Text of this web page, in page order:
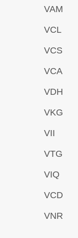
VAM
VCL
VCS
VCA
VDH
VKG
VII
VTG
VIQ
VCD
VNR